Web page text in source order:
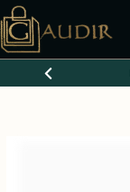
al
contenido